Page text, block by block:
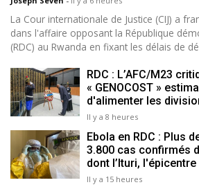
La Cour internationale de Justice (CIJ) a
dans l'affaire opposant la République
(RDC) au Rwanda en fixant les délais de
RDC : L’AFC/M23
« GENOCOST »
d'alimenter les
Il y a 8 heures
Ebola en RDC : Plus
3.800 cas confirmés
dont l’Ituri, l'épicentre
Il y a 15 heures